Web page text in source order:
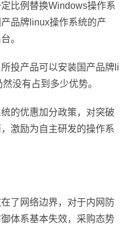
比例替换Windows操作系
品牌linux操作系统的产
。
投产品可以安装国产品牌li
没有占到多少优势。
的优惠加分政策，对突破
激励为自主研发的操作系
了网络边界，对于内网防
体系基本失效，采购态势